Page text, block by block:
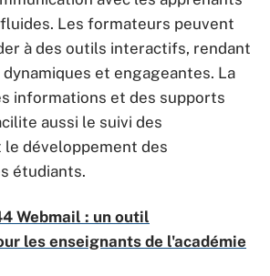
Les formateurs peuvent
à des outils interactifs, rendant
et engageantes. La
informations et des supports
aussi le suivi des
développement des
étudiants.
Webmail : un outil
les enseignants de l'académie